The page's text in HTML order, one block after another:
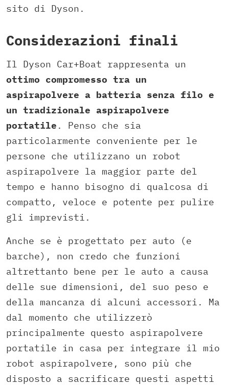
sito di Dyson.
Considerazioni finali
Il Dyson Car+Boat rappresenta un
ottimo compromesso tra un
aspirapolvere a batteria senza filo e
un tradizionale aspirapolvere
portatile . Penso che sia
particolarmente conveniente per le
persone che utilizzano un robot
aspirapolvere la maggior parte del
tempo e hanno bisogno di qualcosa di
compatto, veloce e potente per pulire
gli imprevisti.
Anche se è progettato per auto (e
barche), non credo che funzioni
altrettanto bene per le auto a causa
delle sue dimensioni, del suo peso e
della mancanza di alcuni accessori. Ma
dal momento che utilizzerò
principalmente questo aspirapolvere
portatile in casa per integrare il mio
robot aspirapolvere, sono più che
disposto a sacrificare questi aspetti